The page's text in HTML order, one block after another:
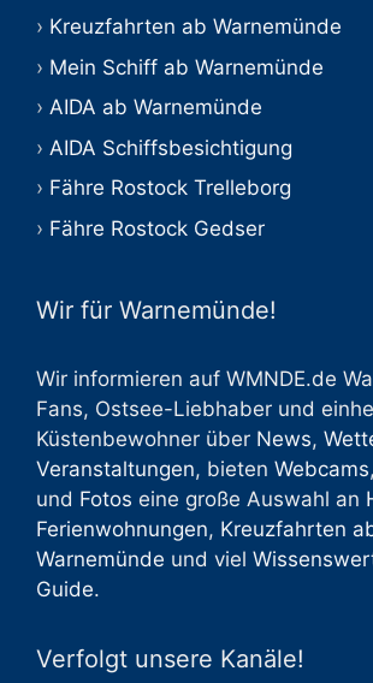
Kreuzfahrten ab Warnemünde
Mein Schiff ab Warnemünde
AIDA ab Warnemünde
AIDA Schiffsbesichtigung
Fähre Rostock Trelleborg
Fähre Rostock Gedser
Wir für Warnemünde!
Wir informieren auf WMNDE.de
Fans, Ostsee-Liebhaber und
Küstenbewohner über News,
Veranstaltungen, bieten Webcams,
und Fotos eine große Auswahl an
Ferienwohnungen, Kreuzfahrten
Warnemünde und viel
Guide.
Verfolgt unsere Kanäle!